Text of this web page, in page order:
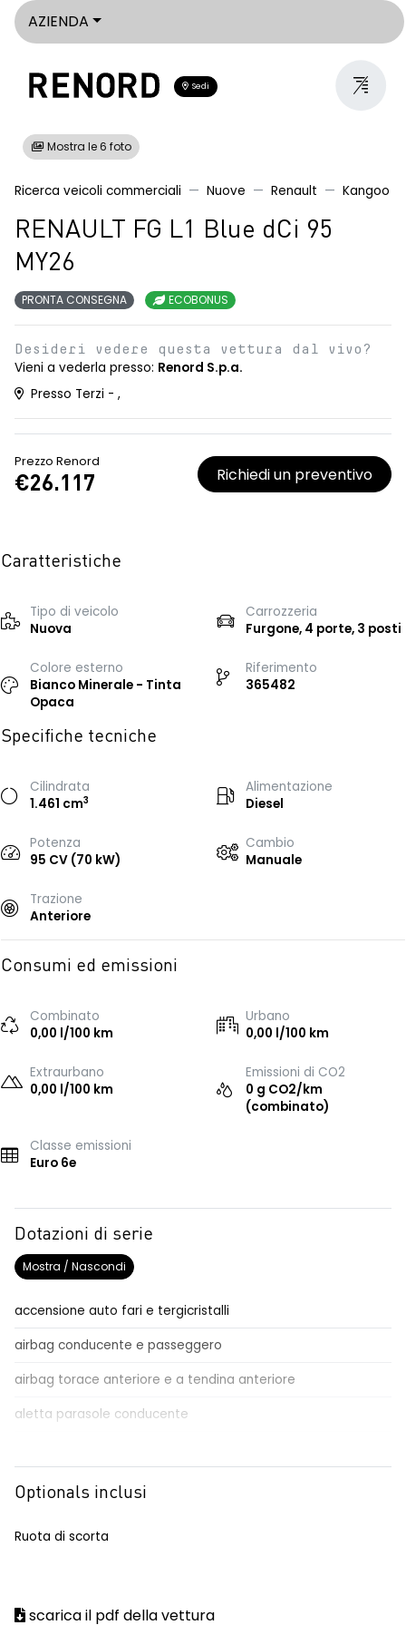
AZIENDA
Sedi
Mostra le 6 foto
Ricerca veicoli commerciali Nuove Renault Kangoo
RENAULT FG L1 Blue dCi 95
MY26
PRONTA CONSEGNA ECOBONUS
Desideri vedere questa vettura dal vivo?
Vieni a vederla presso: Renord S.p.a.
Presso Terzi - ,
Prezzo Renord
€26.117 Richiedi un preventivo
Caratteristiche
Tipo di veicolo
Nuova
Carrozzeria
Furgone, 4 porte, 3 posti
Colore esterno
Bianco Minerale - Tinta
Opaca
Riferimento
365482
Specifiche tecniche
Cilindrata
1.461 cm3
Alimentazione
Diesel
Potenza
95 CV (70 kW)
Cambio
Manuale
Trazione
Anteriore
Consumi ed emissioni
Combinato
0,00 l/100 km
Urbano
0,00 l/100 km
Extraurbano
0,00 l/100 km
Emissioni di CO2
0 g CO2/km
(combinato)
Classe emissioni
Euro 6e
Dotazioni di serie
Mostra / Nascondi
accensione auto fari e tergicristalli
airbag conducente e passeggero
airbag torace anteriore e a tendina anteriore
aletta parasole conducente
alzacristalli anteriori elettrici / impulsionali lato conducente
commutatore airbag frontale passeggero
Optionals inclusi
Ruota di scorta
scarica il pdf della vettura